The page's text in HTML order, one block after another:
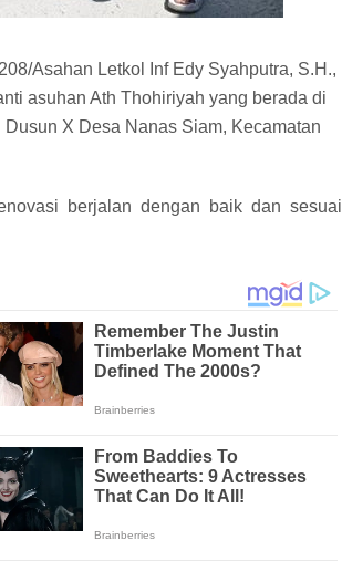
Asahan Letkol Inf Edy Syahputra, S.H.,
asuhan Ath Thohiriyah yang berada di
X Desa Nanas Siam, Kecamatan
berjalan dengan baik dan sesuai